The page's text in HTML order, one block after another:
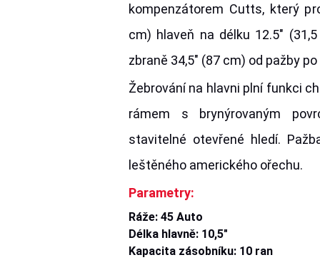
kompenzátorem Cutts, který
cm) hlaveň na délku 12.5"
zbraně 34,5" (87 cm) od pažby
Žebrování na hlavni plní funkci
rámem s brynýrovaným
stavitelné otevřené hledí.
leštěného amerického ořechu.
Parametry:
Ráže: 45 Auto
Délka hlavně: 10,5"
Kapacita zásobníku: 10 ran